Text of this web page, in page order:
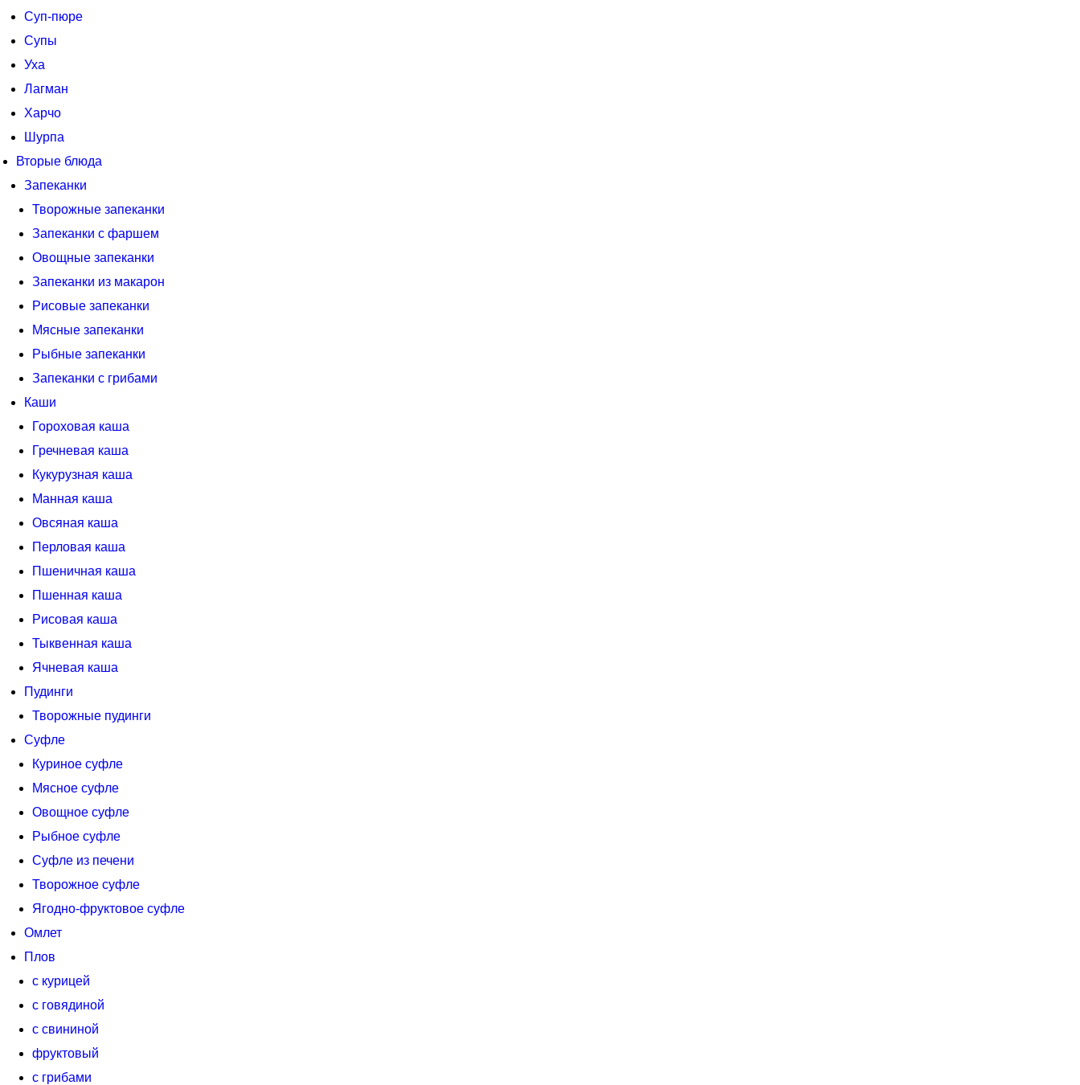
Суп-пюре
Супы
Уха
Лагман
Харчо
Шурпа
Вторые блюда
Запеканки
Творожные запеканки
Запеканки с фаршем
Овощные запеканки
Запеканки из макарон
Рисовые запеканки
Мясные запеканки
Рыбные запеканки
Запеканки с грибами
Каши
Гороховая каша
Гречневая каша
Кукурузная каша
Манная каша
Овсяная каша
Перловая каша
Пшеничная каша
Пшенная каша
Рисовая каша
Тыквенная каша
Ячневая каша
Пудинги
Творожные пудинги
Суфле
Куриное суфле
Мясное суфле
Овощное суфле
Рыбное суфле
Суфле из печени
Творожное суфле
Ягодно-фруктовое суфле
Омлет
Плов
с курицей
с говядиной
с свининой
фруктовый
с грибами